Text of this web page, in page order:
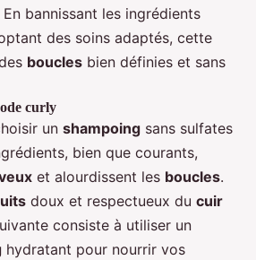
En bannissant les ingrédients
des soins adaptés, cette
boucles bien définies et sans
curly
un shampoing sans sulfates
bien que courants,
et alourdissent les boucles.
doux et respectueux du cuir
consiste à utiliser un
hydratant pour nourrir vos